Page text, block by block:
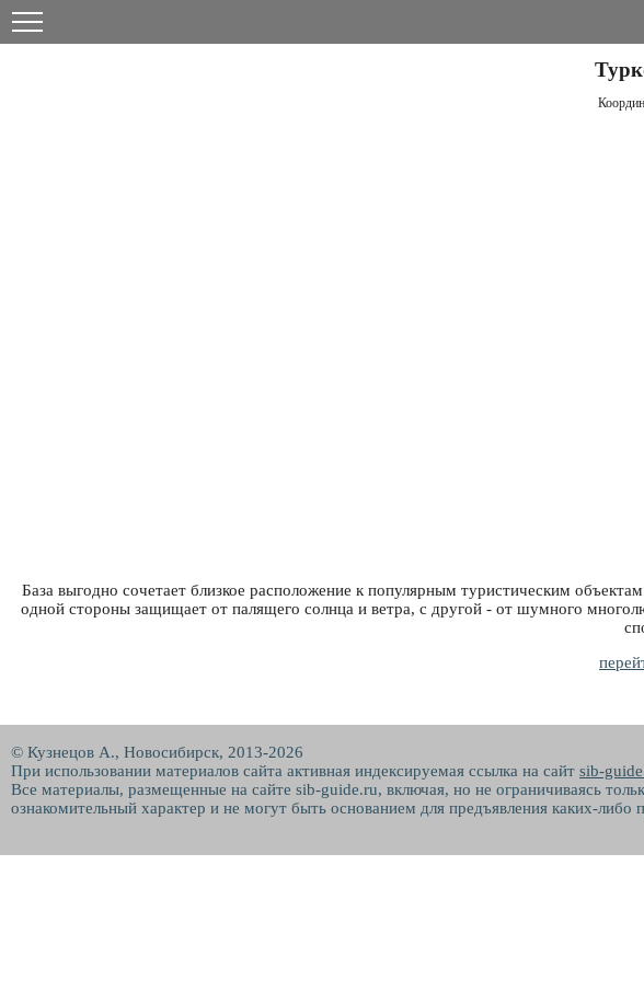
База выгодно сочетает близкое расположение к популярным туристическим
одной стороны защищает от палящего солнца и ветра, с другой - от шумного
© Кузнецов А., Новосибирск, 2013-2026
При использовании материалов сайта активная индексируемая ссылка на сайт sib-
Все материалы, размещенные на сайте sib-guide.ru, включая, но не ограничиваясь
ознакомительный характер и не могут быть основанием для предъявления каких-либо